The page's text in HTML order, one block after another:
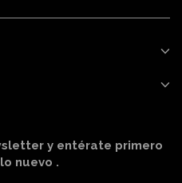
y entérate primero
nuevo .